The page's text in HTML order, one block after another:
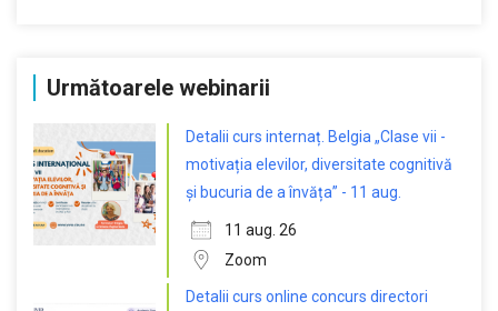
Următoarele webinarii
Detalii curs internaț. Belgia „Clase vii -
motivația elevilor, diversitate cognitivă
și bucuria de a învăța” - 11 aug.
11 aug. 26
Zoom
Detalii curs online concurs directori